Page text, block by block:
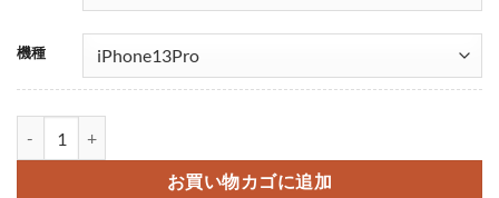
機種
お買い物カゴに追加